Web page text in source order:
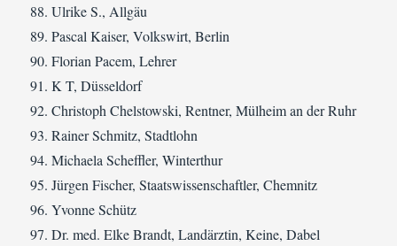
Ulrike S., Allgäu
Pascal Kaiser, Volkswirt, Berlin
Florian Pacem, Lehrer
K T, Düsseldorf
Christoph Chelstowski, Rentner, Mülheim an der Ruhr
Rainer Schmitz, Stadtlohn
Michaela Scheffler, Winterthur
Jürgen Fischer, Staatswissenschaftler, Chemnitz
Yvonne Schütz
Dr. med. Elke Brandt, Landärztin, Keine, Dabel